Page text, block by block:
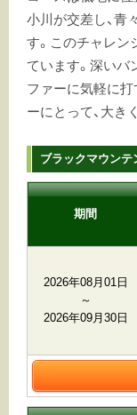
小川が交差し、青
す。このチャレン
ています。深いバ
ファーに気軽に
ーにとって、大き
ブラックマウン
期間
2026年08月01日
～
2026年09月30日